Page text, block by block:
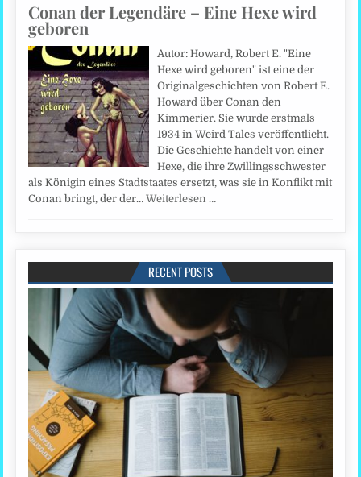
Conan der Legendäre – Eine Hexe wird
geboren
Autor: Howard, Robert E. "Eine
Hexe wird geboren" ist eine der
Originalgeschichten von Robert E.
Howard über Conan den
Kimmerier. Sie wurde erstmals
1934 in Weird Tales veröffentlicht.
Die Geschichte handelt von einer
Hexe, die ihre Zwillingsschwester
als Königin eines Stadtstaates ersetzt, was sie in Konflikt mit
Conan bringt, der der…Weiterlesen …
RECENT POSTS